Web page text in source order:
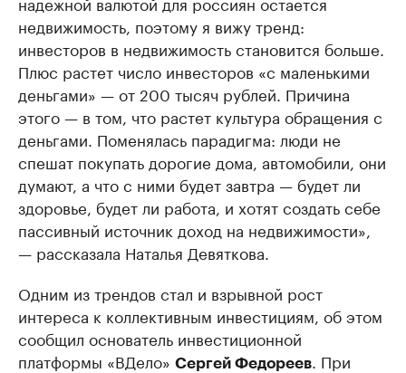
недвижимость, поэтому я вижу тренд:
инвесторов в недвижимость становится больше.
Плюс растет число инвесторов «с маленькими
деньгами» — от 200 тысяч рублей. Причина
этого — в том, что растет культура обращения с
деньгами. Поменялась парадигма: люди не
спешат покупать дорогие дома, автомобили, они
думают, а что с ними будет завтра — будет ли
здоровье, будет ли работа, и хотят создать себе
пассивный источник доход на недвижимости»,
— рассказала Наталья Девяткова.
Одним из трендов стал и взрывной рост
интереса к коллективным инвестициям, об этом
сообщил основатель инвестиционной
платформы «ВДело» Сергей Федореев
. При